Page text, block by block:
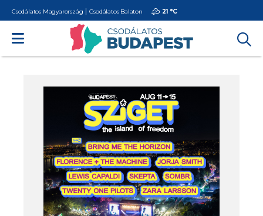
Csodálatos Magyarország Csodálatos Balaton 21 °C